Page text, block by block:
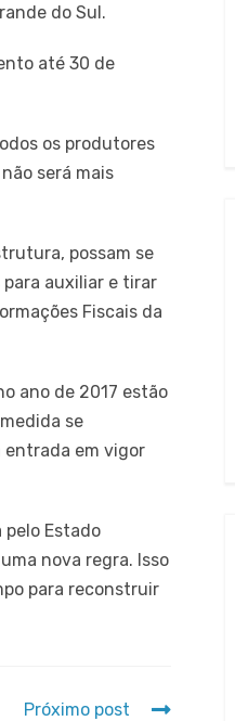
do Sul.
até 30 de
os produtores
será mais
possam se
auxiliar e tirar
Fiscais da
ano de 2017 estão
se
entrada em vigor
Estado
nova regra. Isso
para reconstruir
Próximo post